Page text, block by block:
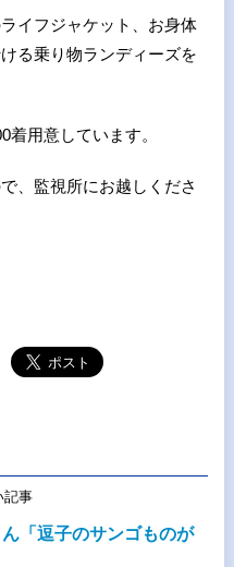
イフジャケット、お身体
る乗り物ランディーズを
用意しています。
、監視所にお越しくださ
記事
「逗子のサンゴものが